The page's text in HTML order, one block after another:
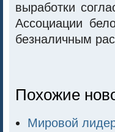
выработки
Ассоциации
безналичным
Похожие
Мировой